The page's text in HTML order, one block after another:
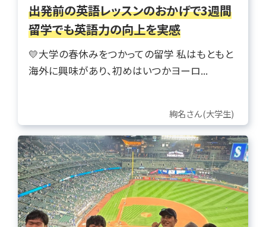
出発前の英語レッスンのおかげで3週間
留学でも英語力の向上を実感
💛大学の春休みをつかっての留学 私はもともと
海外に興味があり、初めはいつかヨーロ...
絢名さん(大学生)